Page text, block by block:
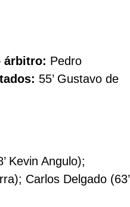
árbitro: Pedro
55’ Gustavo de
Kevin Angulo);
Carlos Delgado (63’